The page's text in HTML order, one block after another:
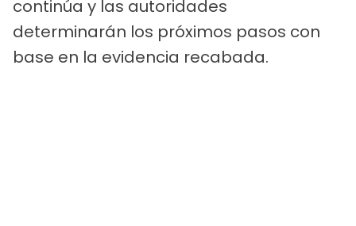
continúa y las autoridades
determinarán los próximos pasos con
base en la evidencia recabada.